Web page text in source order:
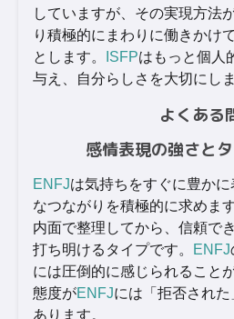
していますが、その実現方法
り積極的にまわりに働きかけ
とします。
ISFPはもっと個人
与え、自分らしさを大切にしま
よくある
感情表現の強さと
ENFJは気持ちをすぐに豊か
なつながりを積極的に求めま
内面で整理してから、信頼で
打ち明けるタイプです。
ENFJ
には圧倒的に感じられることが
態度がENFJには「拒否され
あります。